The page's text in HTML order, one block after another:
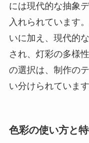
には現代的な抽象
入れられています
いに加え、現代的
され、灯彩の多様
の選択は、制作の
い分けられています
色彩の使い方と